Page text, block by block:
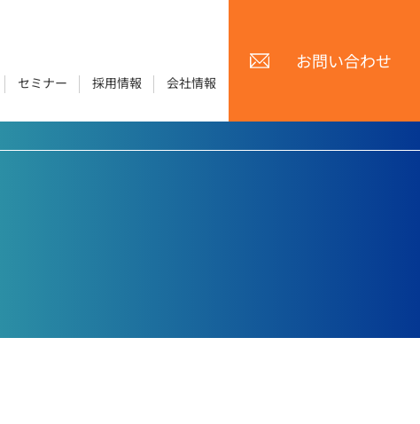
ます。
セミナー 採用情報 会社情報
お問い合わせ